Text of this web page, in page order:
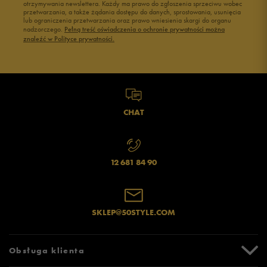
Czarne adidasy damskie
Buty Fila damskie
Buty Reebok damskie
Buty na siłownię Nike
Buty damskie 37
otrzymywania newslettera. Każdy ma prawo do zgłoszenia sprzeciwu wobec
przetwarzania, a także żądania dostępu do danych, sprostowania, usunięcia
lub ograniczenia przetwarzania oraz prawo wniesienia skargi do organu
nadzorczego. Pełną treść oświadczenia o ochronie prywatności można
znaleźć w Polityce prywatności.
CHAT
12 681 84 90
SKLEP@50STYLE.COM
Obsługa klienta